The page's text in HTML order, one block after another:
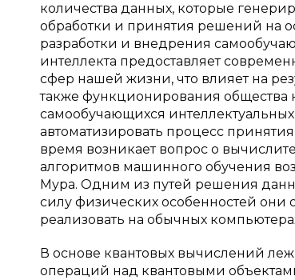
количества данных, которые
обработки и принятия решений на
разработки и внедрения
интеллекта предоставляет
сфер нашей жизни, что влияет на
также функционирования общества
самообучающихся
автоматизировать процесс
время возникает вопрос о
алгоритмов машинного обучения
Мура. Одним из путей решения
силу физических особенностей
реализовать на обычных
В основе квантовых вычислений
операций над квантовыми